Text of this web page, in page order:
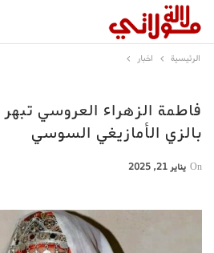
الرئيسية اخبار
فاطمة الزهراء العروسي
بالزي الأمازيغي السوسي
On يناير 21, 2025